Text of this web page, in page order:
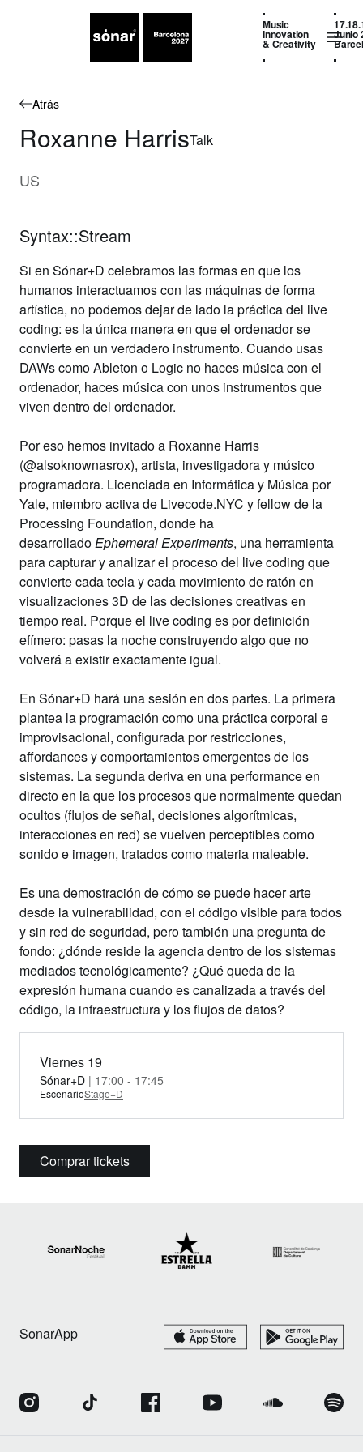
Music
Innovation
& Creativity
Junio
Atrás
Roxanne HarrisTalk
US
Syntax::Stream
Si en Sónar+D celebramos las formas en que los
humanos interactuamos con las máquinas de forma
artística, no podemos dejar de lado la práctica del live
coding: es la única manera en que el ordenador se
convierte en un verdadero instrumento. Cuando usas
DAWs como Ableton o Logic no haces música con el
ordenador, haces música con unos instrumentos que
viven dentro del ordenador.
Por eso hemos invitadoa Roxanne Harris
(@alsoknownasrox), artista, investigadora y músico
programadora. Licenciada en Informática y Música por
Yale, miembro activa de Livecode.NYC y fellow de la
Processing Foundation, donde ha
desarrolladoEphemeral Experiments, una herramienta
para capturar y analizar el proceso del live coding que
convierte cada tecla y cada movimiento de ratón en
visualizaciones 3D de las decisiones creativas en
tiempo real. Porque el live coding es por definición
efímero: pasas la noche construyendo algo que no
volverá a existir exactamente igual.
En Sónar+D hará una sesión en dos partes. La primera
plantea la programación como una práctica corporal e
improvisacional, configurada por restricciones,
affordances y comportamientos emergentes de los
sistemas. La segunda deriva en una performance en
directo en la que los procesos que normalmente quedan
ocultos (flujos de señal, decisiones algorítmicas,
interacciones en red) se vuelven perceptibles como
sonido e imagen, tratados como materia maleable.
Es una demostración de cómo se puede hacer arte
desde la vulnerabilidad, con el código visible para todos
y sin red de seguridad, pero también una pregunta de
fondo: ¿dónde reside la agencia dentro de los sistemas
mediados tecnológicamente? ¿Qué queda de la
expresión humana cuando es canalizada a través del
código, la infraestructura y los flujos de datos?
Viernes 19
Sónar+D | 17:00 - 17:45
EscenarioStage+D
Comprar tickets
SonarApp